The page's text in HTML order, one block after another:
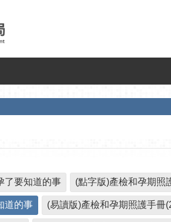
了要知道的事 (點字版)產檢和孕期照
道的事 (易讀版)產檢和孕期照護手冊